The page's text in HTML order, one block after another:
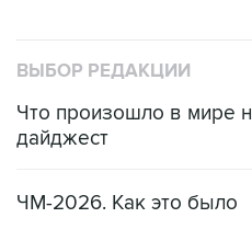
ВЫБОР РЕДАКЦИИ
Что произошло в мире
дайджест
ЧМ-2026. Как это было